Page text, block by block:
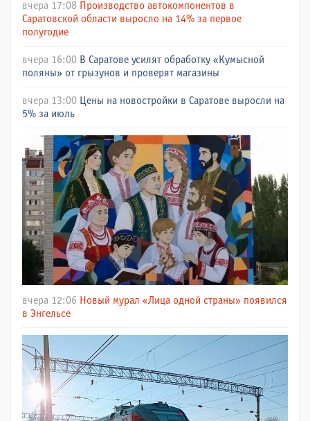
вчера 17:08 Производство автокомпонентов в
Саратовской области выросло на 14% за первое
полугодие
вчера 16:00 В Саратове усилят обработку «Кумысной
поляны» от грызунов и проверят магазины
вчера 13:00 Цены на новостройки в Саратове выросли на
5% за июль
вчера 12:06 Новый мурал «Лица одной страны» появился
в Энгельсе